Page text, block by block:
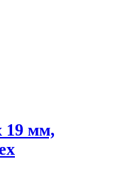
19 мм,